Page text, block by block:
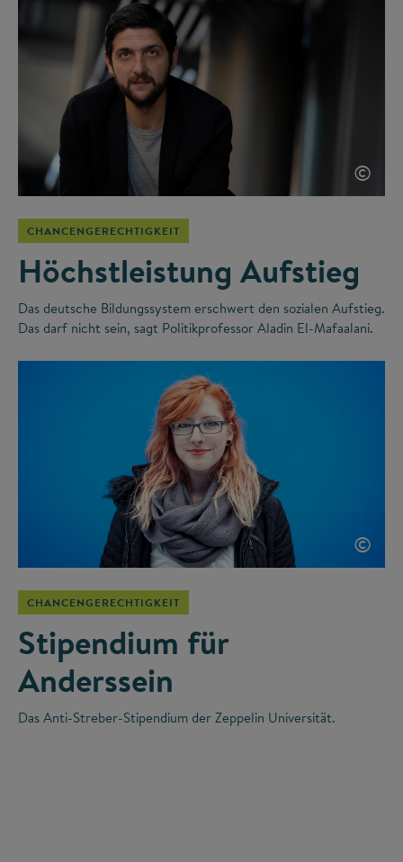
©
CHANCENGERECHTIGKEIT
Höchstleistung Aufstieg
Das deutsche Bildungssystem erschwert den sozialen Aufstieg.
Das darf nicht sein, sagt Politikprofessor Aladin El-Mafaalani.
©
CHANCENGERECHTIGKEIT
Stipendium für
Anderssein
Das Anti-Streber-Stipendium der Zeppelin Universität.